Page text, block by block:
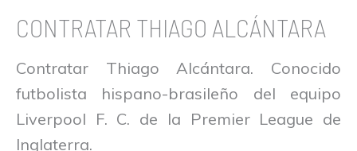
CONTRATAR THIAGO ALCÁNTARA
Contratar Thiago Alcántara. Conocido
futbolista hispano-brasileño del equipo
Liverpool F. C. de la Premier League de
Inglaterra.